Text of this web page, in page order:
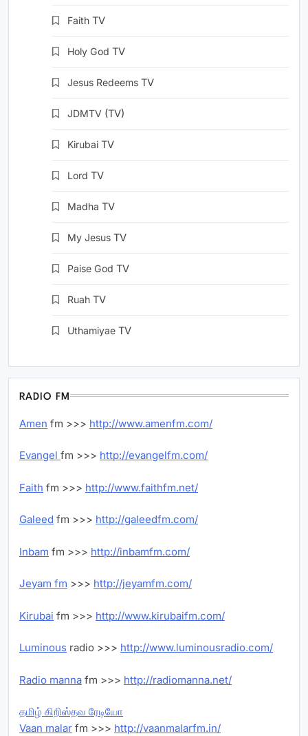
Faith TV
Holy God TV
Jesus Redeems TV
JDMTV (TV)
Kirubai TV
Lord TV
Madha TV
My Jesus TV
Paise God TV
Ruah TV
Uthamiyae TV
RADIO FM
Amen fm >>> http://www.amenfm.com/
Evangel fm >>> http://evangelfm.com/
Faith fm >>> http://www.faithfm.net/
Galeed fm >>> http://galeedfm.com/
Inbam fm >>> http://inbamfm.com/
Jeyam fm >>> http://jeyamfm.com/
Kirubai fm >>> http://www.kirubaifm.com/
Luminous radio >>> http://www.luminousradio.com/
Radio manna fm >>> http://radiomanna.net/
தமிழ் கிறிஸ்தவ ரேடியோ
Vaan malar fm >>> http://vaanmalarfm.in/